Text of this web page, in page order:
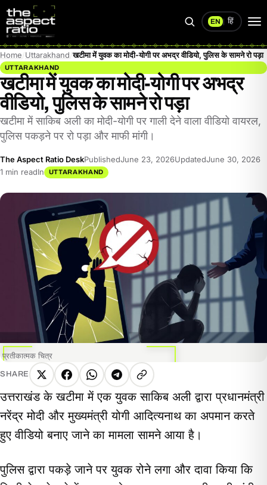
Search
EN हिं
Home Uttarakhand खटीमा में युवक का मोदी-योगी पर अभद्र वीडियो, पुलिस के सामने रो पड़ा
UTTARAKHAND
खटीमा में युवक का मोदी-योगी पर अभद्र
वीडियो, पुलिस के सामने रो पड़ा
खटीमा में साकिब अली का मोदी-योगी पर गाली देने वाला वीडियो वायरल,
पुलिस पकड़ने पर रो पड़ा और माफी मांगी।
The Aspect Ratio DeskPublishedJune 23, 2026UpdatedJune 30, 2026
1 min readIn UTTARAKHAND
प्रतीकात्मक चित्र
SHARE
X FacebookWhatsApp
Telegram
Copy
link
उत्तराखंड के खटीमा में एक युवक साकिब अली द्वारा प्रधानमंत्री
नरेंद्र मोदी और मुख्यमंत्री योगी आदित्यनाथ का अपमान करते
हुए वीडियो बनाए जाने का मामला सामने आया है।
पुलिस द्वारा पकड़े जाने पर युवक रोने लगा और दावा किया कि